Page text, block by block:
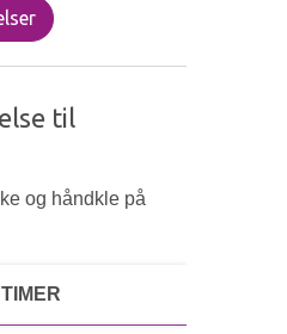
til
og håndkle på